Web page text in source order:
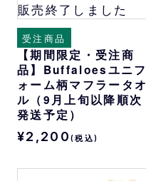
販売終了しました
受注商品
【期間限定・受注商
品】Buffaloesユニフ
ォーム柄マフラータオ
ル（9月上旬以降順次
発送予定）
¥2,200 (税込)